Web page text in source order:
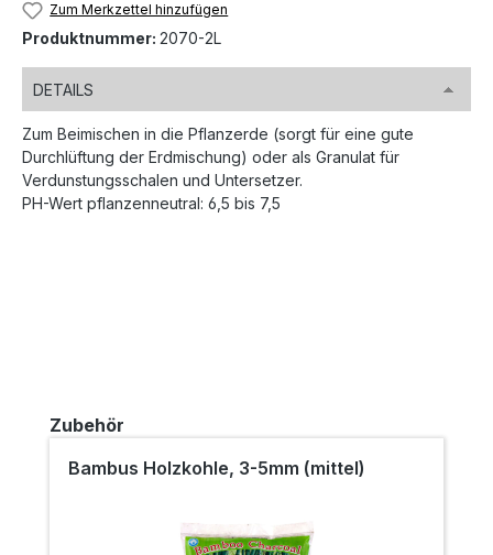
Zum Merkzettel hinzufügen
Produktnummer: 2070-2L
DETAILS
Zum Beimischen in die Pflanzerde (sorgt für eine gute
Durchlüftung der Erdmischung) oder als Granulat für
Verdunstungsschalen und Untersetzer.
PH-Wert pflanzenneutral: 6,5 bis 7,5
Produktgalerie überspringen
Zubehör
Bambus Holzkohle, 3-5mm (mittel)